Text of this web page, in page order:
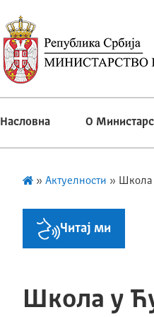
Насловна О
» Актуелности » Школа
Читај ми
Школа у